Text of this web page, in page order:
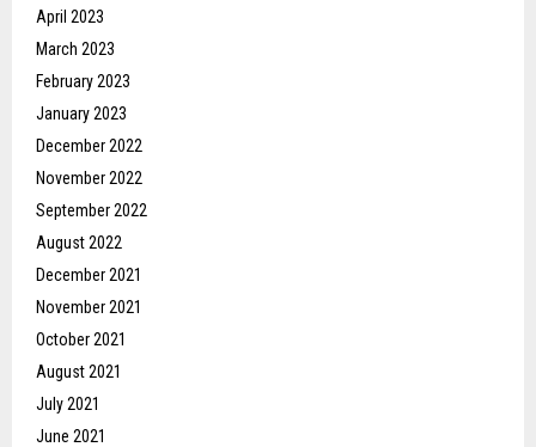
April 2023
March 2023
February 2023
January 2023
December 2022
November 2022
September 2022
August 2022
December 2021
November 2021
October 2021
August 2021
July 2021
June 2021